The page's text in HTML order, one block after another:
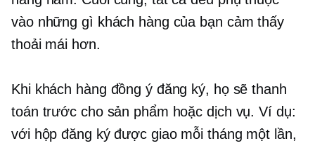
vào những gì khách hàng của bạn cảm thấy
thoải mái hơn.
Khi khách hàng đồng ý đăng ký, họ sẽ thanh
toán trước cho sản phẩm hoặc dịch vụ. Ví dụ:
với hộp đăng ký được giao mỗi tháng một lần,